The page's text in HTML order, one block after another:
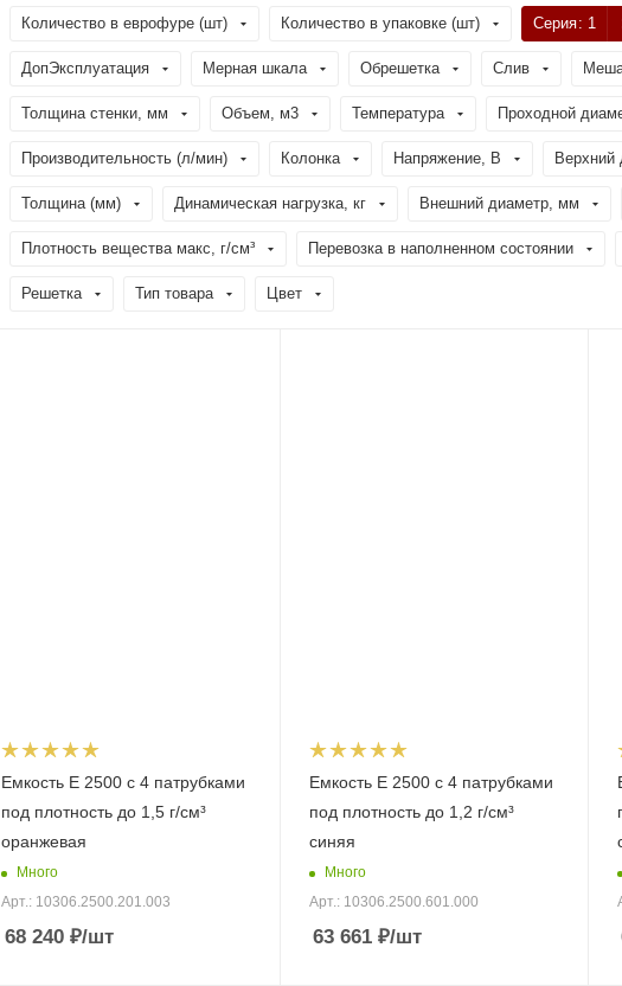
Количество в еврофуре (шт) Количество в упаковке (шт) Серия: 1
ДопЭксплуатация Мерная шкала Обрешетка Слив
Толщина стенки, мм Объем, м3 Температура Проходной
Производительность (л/мин) Колонка Напряжение, В Верхний
Толщина (мм) Динамическая нагрузка, кг Внешний диаметр, мм
Плотность вещества макс, г/см³ Перевозка в наполненном состоянии
Решетка Тип товара Цвет
Емкость E 2500 с 4 патрубками
под плотность до 1,5 г/см³
оранжевая
Много
Арт.: 10306.2500.201.003
68 240 ₽/шт
Емкость E 2500 с 4 патрубками
под плотность до 1,2 г/см³
синяя
Много
Арт.: 10306.2500.601.000
63 661₽/шт